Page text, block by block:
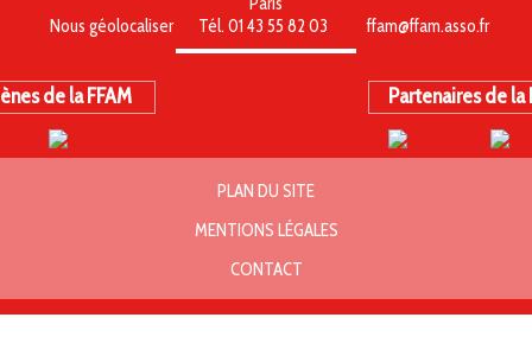
Nous géolocaliser
Tél. 01 43 55 82 03 ffam@ffam.asso.fr
de la FFAM Partenaires de la
PLAN DU SITE
MENTIONS LÉGALES
CONTACT